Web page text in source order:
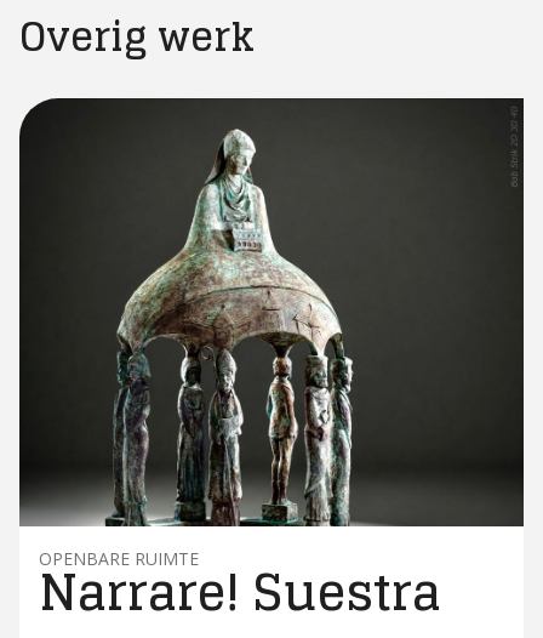
Overig werk
Narrare! Suestra
OPENBARE RUIMTE